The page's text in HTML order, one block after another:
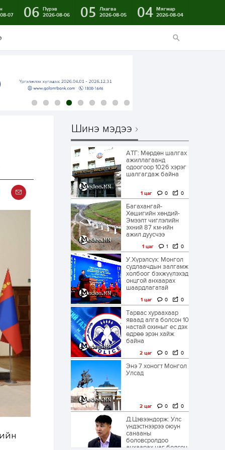
07
06 Пүрэв
2026-08-06
05
Лхагва
2026-08-05
04 Мягмар
2026-08-04
Шинэ мэдээ
АТГ: Мөрдөн шалгах
ажиллагаанд
одоогоор 1026 хэрэг
шалгагдаж байна
1 цаг 0 0
Багахангай-
Хөшигийн хөндий-
Эмээлт чиглэлийн
эхний 87 км-ийн
ажил дуусчээ
1 цаг 1 0
У.Хүрэлсүх: Монгол
судлаачдын залгамж
холбоог бэхжүүлэхэд
онцгой анхаарах
шаардлагатай
1 цаг 0 0
Тарвас хураахаар
яваад алга болсон 10
настай охиныг ес дэх
өдрөө эрэн хайж
байна
2 цаг 0 0
Энэ 7 хоногт Монгол
Улсад
2 цаг 0 0
Д.Цэвээндорж: Улс
үндэстнээрээ оюун
санааны
боловсролдоо
анхаарах цаг болсон